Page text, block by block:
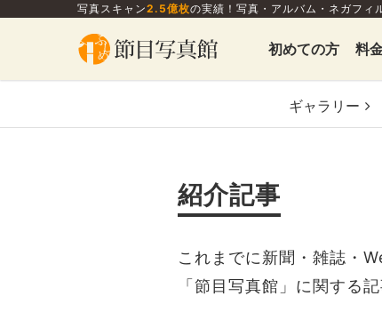
写真スキャン2.5億枚の実績！写真・アルバム・ネガフィ
初めての方 料
ギャラリー
紹介記事
これまでに新聞・雑誌・
「節目写真館」に関する